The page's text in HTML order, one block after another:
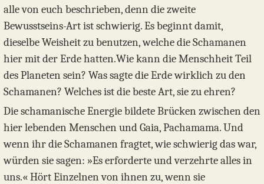
alle von euch beschrieben, denn die zweite
Bewusstseins-Art ist schwierig. Es beginnt damit,
dieselbe Weisheit zu benutzen, welche die Schamanen
hier mit der Erde hatten.Wie kann die Menschheit Teil
des Planeten sein? Was sagte die Erde wirklich zu den
Schamanen? Welches ist die beste Art, sie zu ehren?
Die schamanische Energie bildete Brücken zwischen den
hier lebenden Menschen und Gaia, Pachamama. Und
wenn ihr die Schamanen fragtet, wie schwierig das war,
würden sie sagen: »Es erforderte und verzehrte alles in
uns.« Hört Einzelnen von ihnen zu, wenn sie